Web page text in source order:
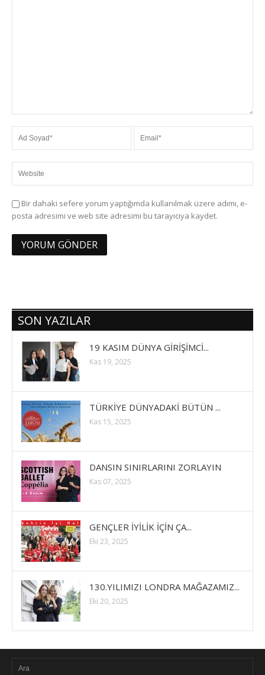
Bir dahaki sefere yorum yaptığımda kullanılmak üzere adımı, e-
posta adresimi ve web site adresimi bu tarayıcıya kaydet.
SON YAZILAR
19 KASIM DÜNYA GİRİŞİMCİ...
Kas 19, 2025
TÜRKİYE DÜNYADAKİ BÜTÜN ...
Kas 15, 2025
DANSIN SINIRLARINI ZORLAYIN
Kas 07, 2025
GENÇLER İYİLİK İÇİN ÇA...
Eki 23, 2025
130.YILIMIZI LONDRA MAĞAZAMIZ...
Eki 20, 2025